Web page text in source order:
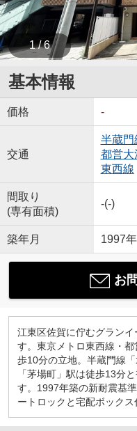
1 / 6
基本情報
価格 -
交通
半蔵門
都営大
東西線
間取り
(専有面積)
-(-)
築年月 1997
お
江東区佐賀に佇むグラン
す。東京メトロ東西線・
歩10分の立地。半蔵門線
「茅場町」駅は徒歩13分
す。1997年築の新耐震基
ートロックと宅配ボックス